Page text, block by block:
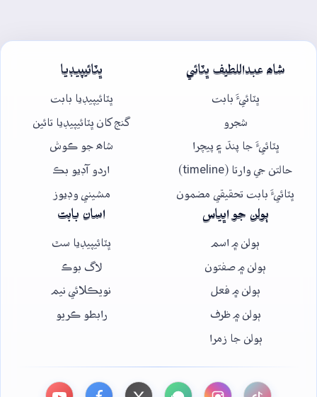
شاھ عبداللطيف ڀٽائي
ڀٽائيءَ بابت
شجرو
ڀٽائيءَ جا پنڌ ۽ پيچرا
حالتن جي وارتا (timeline)
ڀٽائيءَ بابت تحقيقي مضمون
ڀٽائيپيڊيا
ڀٽائيپيڊيا بابت
گنج کان ڀٽائيپيڊيا تائين
شاھ جو ڪوش
اردو آڊيو بڪ
مشيني وڊيوز
ٻولن جو اڀياس
ٻولن ۾ اسم
ٻولن ۾ صفتون
ٻولن ۾ فعل
ٻولن ۾ ظرف
ٻولن جا زمرا
اسان بابت
ڀٽائيپيڊيا سٿ
لاگ بوڪ
نويڪلائي نيم
رابطو ڪريو